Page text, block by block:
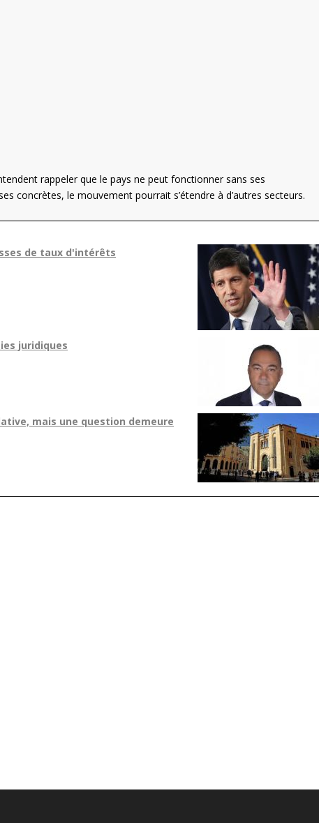
rappeler que le pays ne peut fonctionner sans ses
concrètes, le mouvement pourrait s’étendre à d’autres secteurs.
de taux d'intérêts
juridiques
mais une question demeure